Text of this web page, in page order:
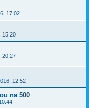
17:02
15:20
20:27
12:52
na 500